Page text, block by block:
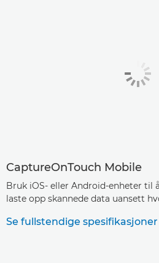
CaptureOnTouch Mobile
Bruk iOS- eller Android-enheter til
laste opp skannede data uansett
Se fullstendige